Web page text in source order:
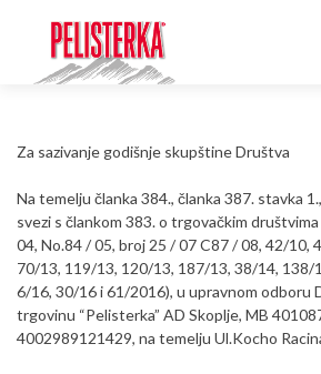
Za sazivanje godišnje skupštine Društva
Na temelju članka 384., članka 387. stavka
svezi s člankom 383. o trgovačkim
04, No.84 / 05, broj 25 / 07 C87 / 08, 42/10,
70/13, 119/13, 120/13, 187/13, 38/14, 138/
6/16, 30/16 i 61/2016), u upravnom odboru
trgovinu “Pelisterka” AD Skoplje, MB
4002989121429, na temelju Ul.Kocho